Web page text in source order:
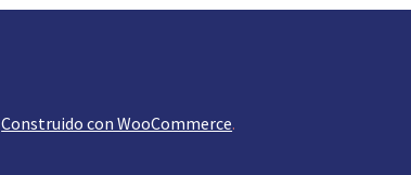
Construido con WooCommerce.